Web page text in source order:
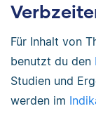
Für Inhalt von
benutzt du den
Studien und
werden im